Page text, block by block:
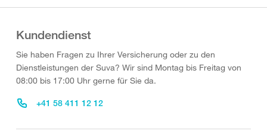
Kundendienst
Sie haben Fragen zu Ihrer Versicherung oder zu den
Dienstleistungen der Suva? Wir sind Montag bis Freitag von
08:00 bis 17:00 Uhr gerne für Sie da.
+41 58 411 12 12